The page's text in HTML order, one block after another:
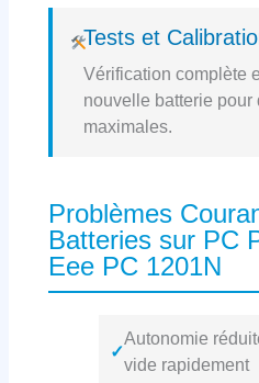
Tests et
Vérification complète
nouvelle batterie pour
maximales.
Problèmes
Batteries sur PC
Eee PC 1201N
✓
Autonomie
vide rapidement